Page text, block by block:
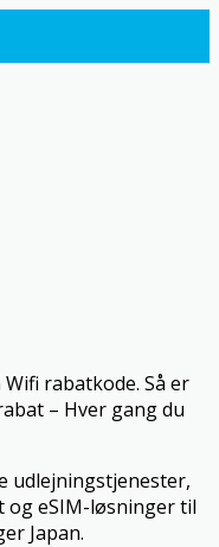
rabatkode. Så er
– Hver gang du
udlejningstjenester,
og eSIM-løsninger til
Japan.